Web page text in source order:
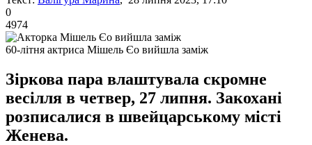
0
4974
60-літня актриса Мішель Єо вийшла заміж
Зіркова пара влаштувала скромне
весілля в четвер, 27 липня. Закохані
розписалися в швейцарському місті
Женева.